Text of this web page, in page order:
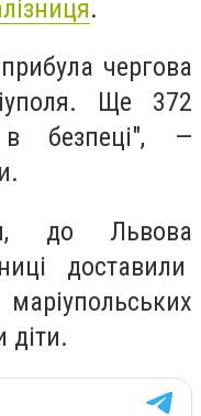
.
чергова
Ще 372
в безпеці", —
до Львова
доставили
діти.